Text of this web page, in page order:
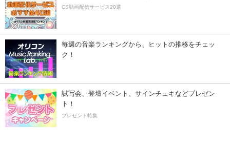
CS動画配信サービス20選
毎週の音楽ランキングから、ヒットの推移をチェッ
ク！
試写会、登壇イベント、サインチェキなどプレゼン
ト！
プレゼント特集